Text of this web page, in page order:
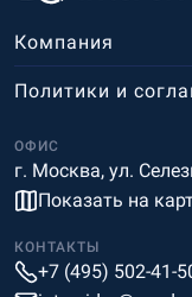
Компания
ОФИС
г. Москва, ул.
Показать на
Политики и
КОНТАКТЫ
+7 (495) 502-41-